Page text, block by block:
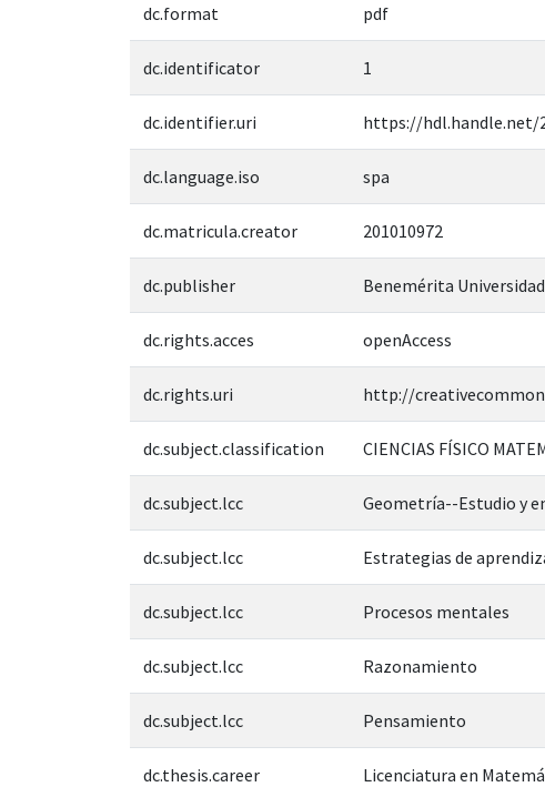
dc.format pdf
dc.identificator 1
dc.identifier.uri https://hdl.handle.net/
dc.language.iso spa
dc.matricula.creator 201010972
dc.publisher Benemérita
dc.rights.acces openAccess
dc.rights.uri http://
dc.subject.classification CIENCIAS FÍSICO
dc.subject.lcc Geometría--Estudio y
dc.subject.lcc Estrategias de
dc.subject.lcc Procesos mentales
dc.subject.lcc Razonamiento
dc.subject.lcc Pensamiento
dc.thesis.career Licenciatura en